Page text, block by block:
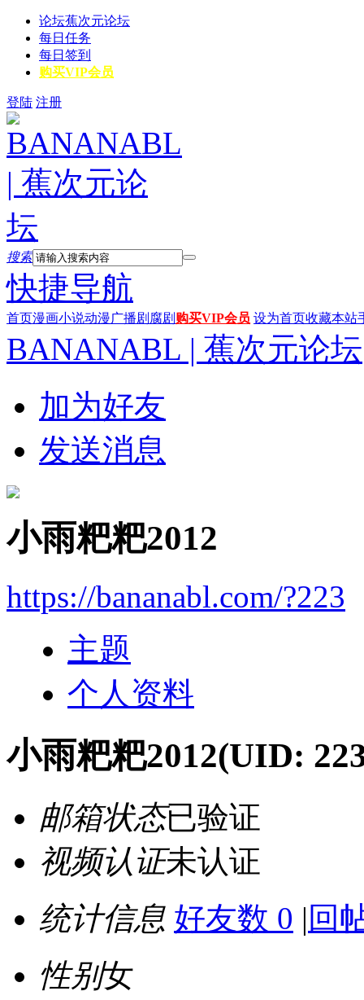
论坛蕉次元论坛
每日任务
每日签到
购买VIP会员
登陆 注册
搜索
快捷导航
首页漫画小说动漫广播剧 腐剧 购买VIP会员 设为首页收藏本站
BANANABL | 蕉次元论坛
加为好友
发送消息
小雨粑粑2012
https://bananabl.com/?223
主题
个人资料
小雨粑粑2012(UID:
邮箱状态已验证
视频认证未认证
统计信息 好友数 0 | 回
性别女